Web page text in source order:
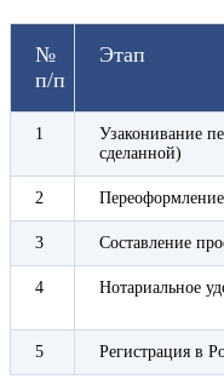
№
п/п
Этап
1
Узаконивание
сделанной)
2 Переоформление
3 Составление
4 Нотариальное
5 Регистрация в